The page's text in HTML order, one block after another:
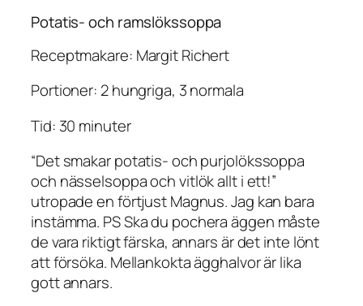
Potatis- och ramslökssoppa
Receptmakare: Margit Richert
Portioner: 2 hungriga, 3 normala
Tid: 30 minuter
“Det smakar potatis- och purjolökssoppa
och nässelsoppa och vitlök allt i ett!”
utropade en förtjust Magnus. Jag kan bara
instämma. PS Ska du pochera äggen måste
de vara riktigt färska, annars är det inte lönt
att försöka. Mellankokta ägghalvor är lika
gott annars.